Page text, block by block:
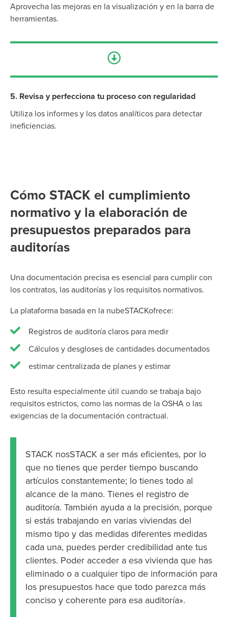
Aprovecha las mejoras en la visualización y en la barra de
herramientas.
5. Revisa y perfecciona tu proceso con regularidad
Utiliza los informes y los datos analíticos para detectar
ineficiencias.
Cómo STACK el cumplimiento
normativo y la elaboración de
presupuestos preparados para
auditorías
Una documentación precisa es esencial para cumplir con
los contratos, las auditorías y los requisitos normativos.
La plataforma basada en la nubeSTACKofrece:
Registros de auditoría claros para medir
Cálculos y desgloses de cantidades documentados
estimar centralizada de planes y estimar
Esto resulta especialmente útil cuando se trabaja bajo
requisitos estrictos, como las normas de la OSHA o las
exigencias de la documentación contractual.
STACK nosSTACK a ser más eficientes, por lo
que no tienes que perder tiempo buscando
artículos constantemente; lo tienes todo al
alcance de la mano. Tienes el registro de
auditoría. También ayuda a la precisión, porque
si estás trabajando en varias viviendas del
mismo tipo y das medidas diferentes medidas
cada una, puedes perder credibilidad ante tus
clientes. Poder acceder a esa vivienda que has
eliminado o a cualquier tipo de información para
los presupuestos hace que todo parezca más
conciso y coherente para esa auditoría».